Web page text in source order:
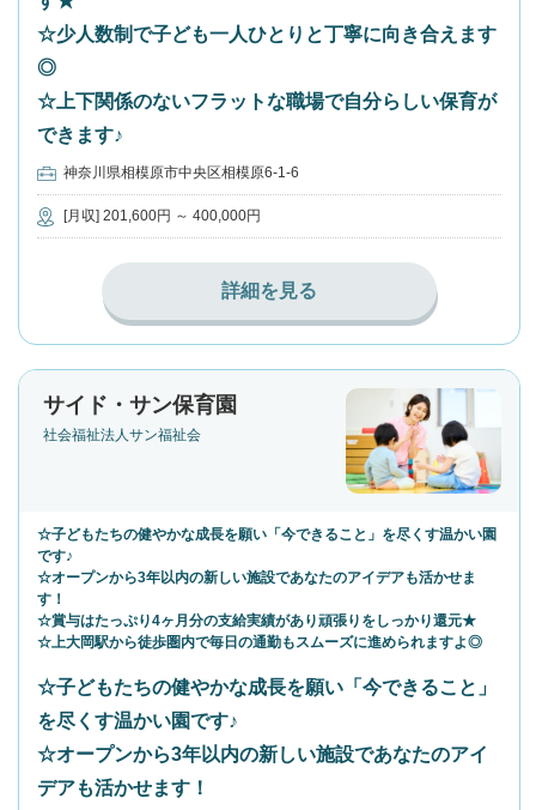
☆少人数制で子ども一人ひとりと丁寧に向き合えます
◎
☆上下関係のないフラットな職場で自分らしい保育が
できます♪
神奈川県相模原市中央区相模原6-1-6
[月収] 201,600円 ～ 400,000円
詳細を見る
サイド・サン保育園
社会福祉法人サン福祉会
☆子どもたちの健やかな成長を願い「今できること」を尽くす温かい園
です♪
☆オープンから3年以内の新しい施設であなたのアイデアも活かせま
す！
☆賞与はたっぷり4ヶ月分の支給実績があり頑張りをしっかり還元★
☆上大岡駅から徒歩圏内で毎日の通勤もスムーズに進められますよ◎
☆子どもたちの健やかな成長を願い「今できること」
を尽くす温かい園です♪
☆オープンから3年以内の新しい施設であなたのアイ
デアも活かせます！